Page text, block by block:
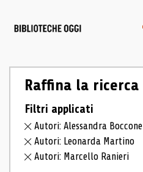
Raffina la ricerca
Filtri applicati
Autori: Alessandra Boccone
Autori: Leonarda Martino
Autori: Marcello Ranieri